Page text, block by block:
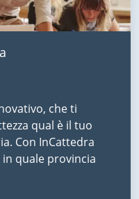
che ti
qual è il tuo
Con InCattedra
quale provincia